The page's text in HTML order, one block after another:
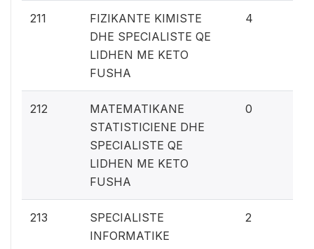
211
FIZIKANTE KIMISTE
DHE SPECIALISTE QE
LIDHEN ME KETO
FUSHA
4
212
MATEMATIKANE
STATISTICIENE DHE
SPECIALISTE QE
LIDHEN ME KETO
FUSHA
0
213
SPECIALISTE
INFORMATIKE
2